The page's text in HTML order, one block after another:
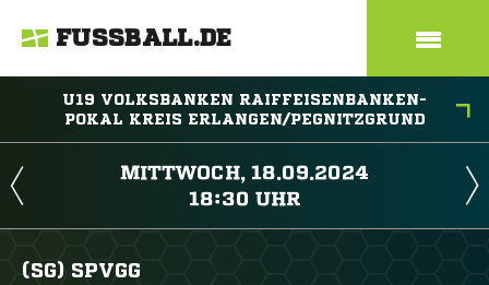
FUSSBALL.DE
U19 VOLKSBANKEN RAIFFEISENBANKEN-
POKAL KREIS ERLANGEN/PEGNITZGRUND
 
 
(SG) SPVGG